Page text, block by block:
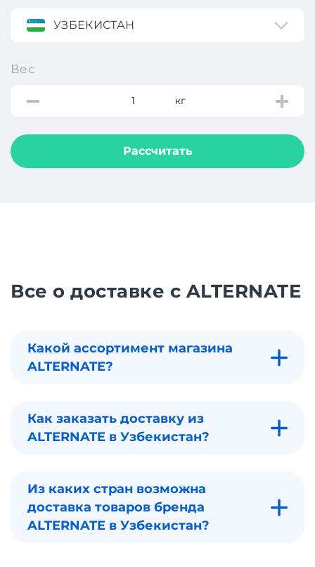
УЗБЕКИСТАН
Вес
кг
Рассчитать
Все о доставке с ALTERNATE
Какой ассортимент магазина
ALTERNATE?
Как заказать доставку из
ALTERNATE в Узбекистан?
Из каких стран возможна
доставка товаров бренда
ALTERNATE в Узбекистан?